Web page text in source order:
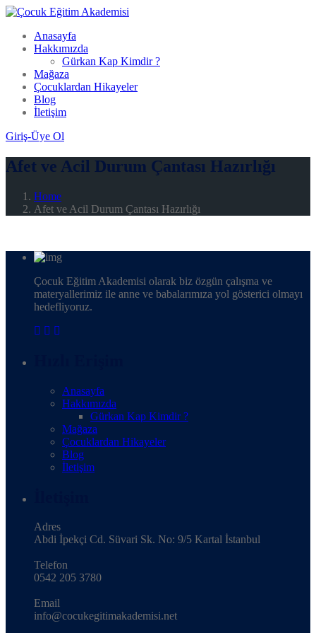
Anasayfa
Hakkımızda
Gürkan Kap Kimdir ?
Mağaza
Çocuklardan Hikayeler
Blog
İletişim
Giriş-Üye Ol
Afet ve Acil Durum Çantası Hazırlığı
Home
Afet ve Acil Durum Çantası Hazırlığı
Çocuk Eğitim Akademisi olarak biz özgün çalışma ve
materyallerimiz ile anne ve babalarımıza yol gösterici olmayı
hedefliyoruz.
Anasayfa
Hakkımızda
Gürkan Kap Kimdir ?
Mağaza
Çocuklardan Hikayeler
Blog
İletişim
Adres
Abdi İpekçi Cd. Süvari Sk. No: 9/5 Kartal İstanbul
Telefon
0542 205 3780
Email
info@cocukegitimakademisi.net